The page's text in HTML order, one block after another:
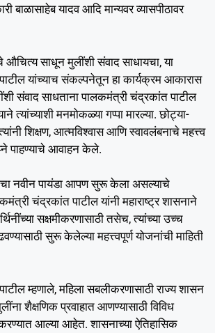
बाळासाहेब यादव आदि मान्यवर व्यासपीठावर
औचित्य साधून मुलींशी संवाद साधायचा, या
यांच्याच संकल्पनेतून हा कार्यक्रम आकारास
संवाद साधताना पालकमंत्री चंद्रकांत पाटील
त्यांच्याशी मनमोकळ्या गप्पा मारल्या. छोट्या-
शिक्षण, आत्मविश्वास आणि स्वावलंबनाचे महत्त्व
पाहण्याचे आवाहन केले.
नवीन पायंडा आपण सुरू केला असल्याचे
चंद्रकांत पाटील यांनी महाराष्ट्र शासनाने
सक्षमीकरणासाठी तसेच, त्यांच्या उच्च
सुरू केलेल्या महत्त्वपूर्ण योजनांची माहिती
म्हणाले, महिला सबलीकरणासाठी राज्य शासन
शैक्षणिक प्रवाहात आणण्यासाठी विविध
आल्या आहेत. शासनाच्या ऐतिहासिक